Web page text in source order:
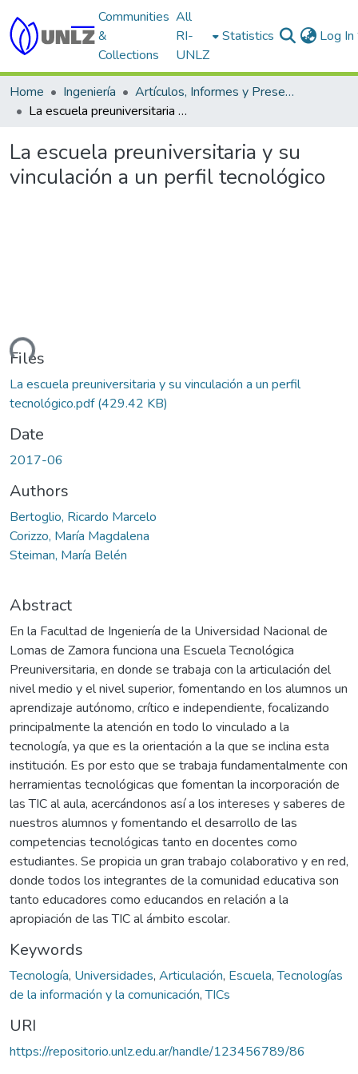
Communities
&
Collections
All
RI-
UNLZ
Statistics Log In
Home Ingeniería
Artículos, Informes y Presentaciones en Congresos
La escuela preuniversitaria y su vinculación a un perfil tecnológico
La escuela preuniversitaria y su
vinculación a un perfil tecnológico
Files
La escuela preuniversitaria y su vinculación a un perfil
tecnológico.pdf(429.42 KB)
Date
2017-06
Authors
Bertoglio, Ricardo Marcelo
Corizzo, María Magdalena
Steiman, María Belén
Abstract
En la Facultad de Ingeniería de la Universidad Nacional de
Lomas de Zamora funciona una Escuela Tecnológica
Preuniversitaria, en donde se trabaja con la articulación del
nivel medio y el nivel superior, fomentando en los alumnos un
aprendizaje autónomo, crítico e independiente, focalizando
principalmente la atención en todo lo vinculado a la
tecnología, ya que es la orientación a la que se inclina esta
institución. Es por esto que se trabaja fundamentalmente con
herramientas tecnológicas que fomentan la incorporación de
las TIC al aula, acercándonos así a los intereses y saberes de
nuestros alumnos y fomentando el desarrollo de las
competencias tecnológicas tanto en docentes como
estudiantes. Se propicia un gran trabajo colaborativo y en red,
donde todos los integrantes de la comunidad educativa son
tanto educadores como educandos en relación a la
apropiación de las TIC al ámbito escolar.
Keywords
Tecnología, Universidades, Articulación, Escuela,Tecnologías
de la información y la comunicación,TICs
URI
https://repositorio.unlz.edu.ar/handle/123456789/86